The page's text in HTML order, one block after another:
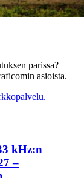
parissa?
asioista.
kHz:n
–